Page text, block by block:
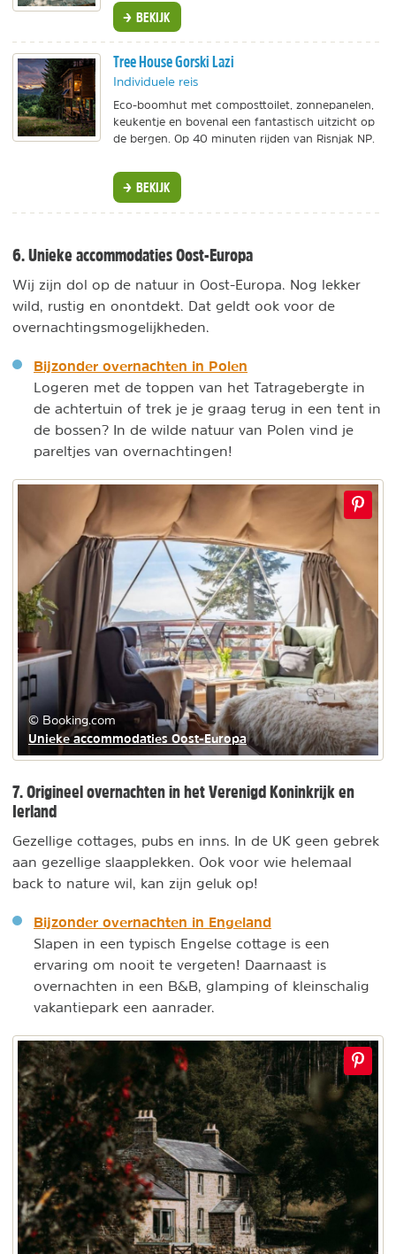
BEKIJK
Tree House Gorski Lazi
Individuele reis
Eco-boomhut met composttoilet, zonnepanelen,
keukentje en bovenal een fantastisch uitzicht op
de bergen. Op 40 minuten rijden van Risnjak NP.
BEKIJK
6. Unieke accommodaties Oost-Europa
Wij zijn dol op de natuur in Oost-Europa. Nog lekker
wild, rustig en onontdekt. Dat geldt ook voor de
overnachtingsmogelijkheden.
Bijzonder overnachten in Polen
Logeren met de toppen van het Tatragebergte in
de achtertuin of trek je je graag terug in een tent in
de bossen? In de wilde natuur van Polen vind je
pareltjes van overnachtingen!
© Booking.com
Unieke accommodaties Oost-Europa
7. Origineel overnachten in het Verenigd Koninkrijk en
Ierland
Gezellige cottages, pubs en inns. In de UK geen gebrek
aan gezellige slaapplekken. Ook voor wie helemaal
back to nature wil, kan zijn geluk op!
Bijzonder overnachten in Engeland
Slapen in een typisch Engelse cottage is een
ervaring om nooit te vergeten! Daarnaast is
overnachten in een B&B, glamping of kleinschalig
vakantiepark een aanrader.